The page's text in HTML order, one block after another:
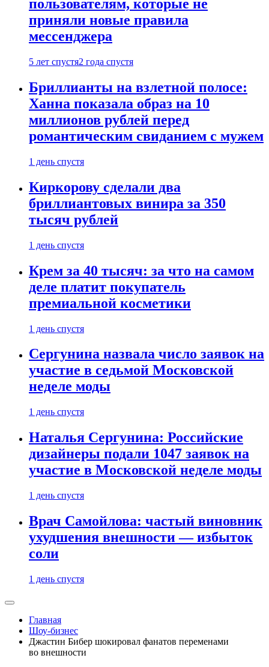
пользователям, которые не
приняли новые правила
мессенджера
5 лет спустя2 года спустя
Бриллианты на взлетной полосе:
Ханна показала образ на 10
миллионов рублей перед
романтическим свиданием с мужем
1 день спустя
Киркорову сделали два
бриллиантовых винира за 350
тысяч рублей
1 день спустя
Крем за 40 тысяч: за что на самом
деле платит покупатель
премиальной косметики
1 день спустя
Сергунина назвала число заявок на
участие в седьмой Московской
неделе моды
1 день спустя
Наталья Сергунина: Российские
дизайнеры подали 1047 заявок на
участие в Московской неделе моды
1 день спустя
Врач Самойлова: частый виновник
ухудшения внешности — избыток
соли
1 день спустя
Главная
Шоу-бизнес
Джастин Бибер шокировал фанатов переменами
во внешности